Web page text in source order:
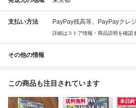
支払い方法 PayPay残高等、PayPayクレ
詳細はストア情報・商品説明を確認
その他の情報
この商品も注目されています
送料無料 本日終